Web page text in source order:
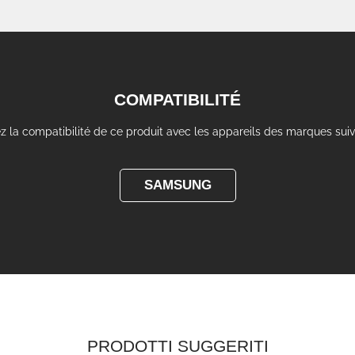
COMPATIBILITÉ
la compatibilité de ce produit avec les appareils des marques
SAMSUNG
PRODOTTI SUGGERITI